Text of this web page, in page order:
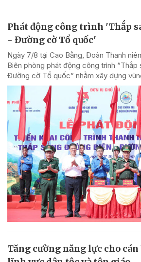
Phát động công trình 'Thắp
- Đường cờ Tổ quốc'
Ngày 7/8 tại Cao Bằng, Đoàn Thanh
Biên phòng phát động công trình
Đường cờ Tổ quốc” nhằm xây dựng
Tăng cường năng lực cho cán